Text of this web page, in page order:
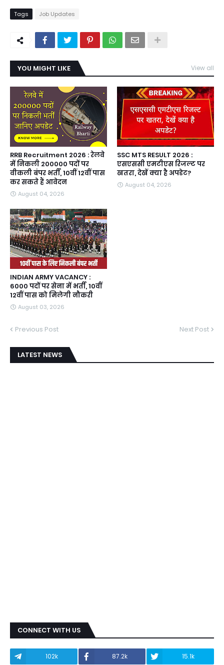
Tags Job Updates
YOU MIGHT LIKE View all
RRB Recruitment 2026 : रेलवे
में निकली 200000 पदों पर
वीकली बंपर भर्ती, 10वीं 12वीं पास
कर सकते हैं आवेदन
August 04, 2026
SSC MTS RESULT 2026 :
एसएससी एमटीएस रिजल्ट पर
खतरा, देखें क्या है अपडेट?
August 04, 2026
INDIAN ARMY VACANCY :
6000 पदों पर सेना में भर्ती, 10वीं
12वीं पास को मिलेगी नौकरी
August 03, 2026
Previous Post Next Post
LATEST NEWS
CONNECT WITH US
102k 87.2k 15.1k